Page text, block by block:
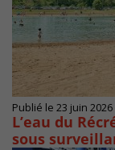
Publié le 23 juin 2026
L’eau du
sous